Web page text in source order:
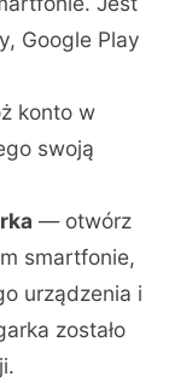
Google Play
konto w
swoją
— otwórz
smartfonie,
urządzenia i
zostało